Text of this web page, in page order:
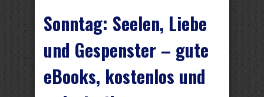
Sonntag: Seelen, Liebe
und Gespenster – gute
eBooks, kostenlos und